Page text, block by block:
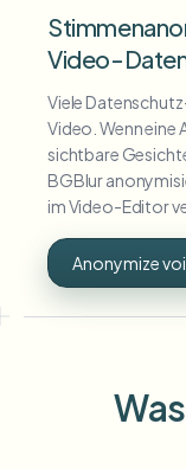
Video-
Viele
Video. Wenn eine
sichtbare
BGBlur
im Video-Editor
Anonymize